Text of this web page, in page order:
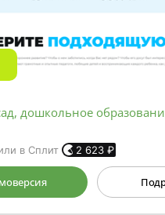
дошкольное
в Сплит 2 623 ₽